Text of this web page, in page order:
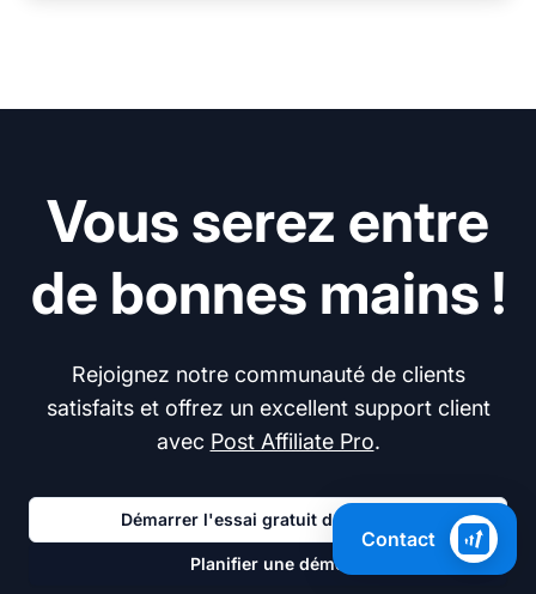
Vous serez entre
de bonnes mains !
Rejoignez notre communauté de clients
satisfaits et offrez un excellent support client
avec Post Affiliate Pro.
Démarrer l'essai gratuit de 30 jours
Planifier une démo
Contact